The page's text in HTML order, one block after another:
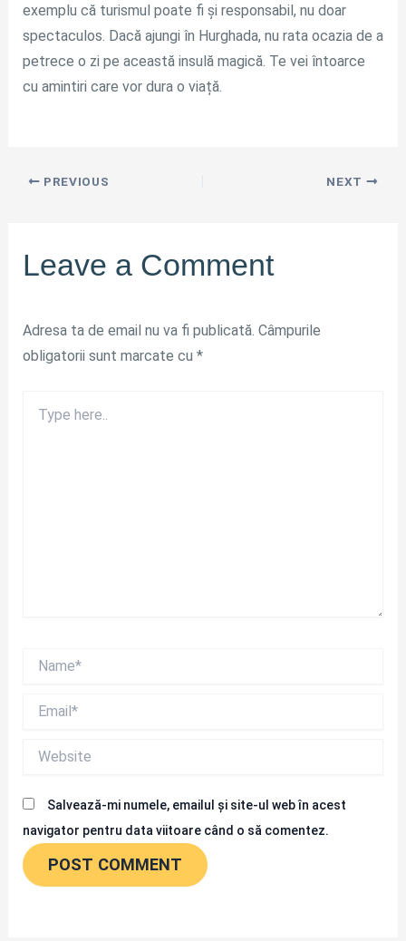
exemplu că turismul poate fi și responsabil, nu doar
spectaculos. Dacă ajungi în Hurghada, nu rata ocazia de a
petrece o zi pe această insulă magică. Te vei întoarce
cu amintiri care vor dura o viață.
PREVIOUS NEXT
Leave a Comment
Adresa ta de email nu va fi publicată. Câmpurile
obligatorii sunt marcate cu *
here..
Salvează-mi numele, emailul și site-ul web în acest
navigator pentru data viitoare când o să comentez.